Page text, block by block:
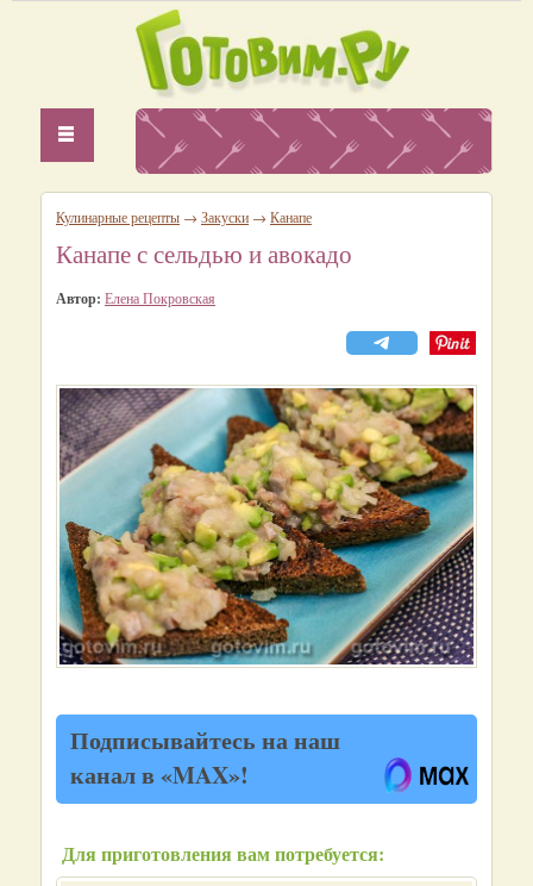
Кулинарные рецепты → Закуски → Канапе
Канапе с сельдью и авокадо
Автор: Елена Покровская
Подписывайтесь на наш
канал в «MAX»!
Для приготовления вам потребуется: